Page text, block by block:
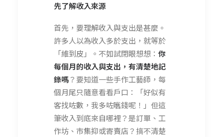
先了解收入來源
首先，要理解收入與支出是甚麼。
許多人以為收入多於支出，就等於
「維到皮」。不如試閉眼想想： 你
每個月的收入與支出，有清楚地記
錄嗎？要知道一些手作工藝師，每
個月尾只隨意看看戶口：「好似有
客找咗數，我多咗嚿錢呢！」但這
筆收入到底來自哪裡？是訂單、工
作坊、市集抑或寄賣店？搞不清楚